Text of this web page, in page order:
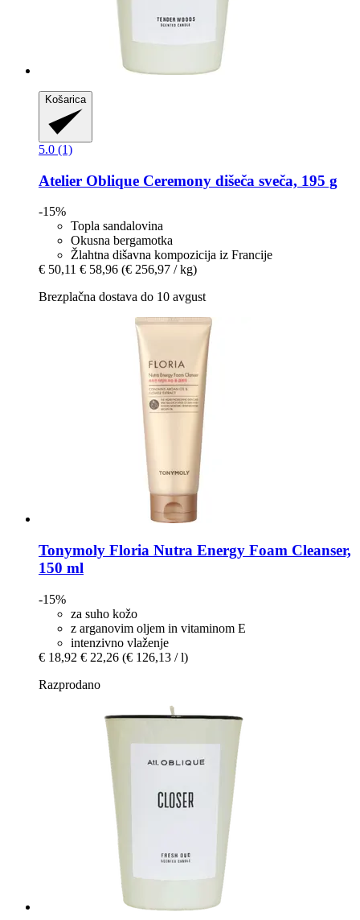
Košarica
5.0 (1)
Atelier Oblique Ceremony dišeča sveča, 195 g
-15%
Topla sandalovina
Okusna bergamotka
Žlahtna dišavna kompozicija iz Francije
€ 50,11 € 58,96 (€ 256,97 / kg)
Brezplačna dostava do 10 avgust
Tonymoly Floria Nutra Energy Foam Cleanser,
150 ml
-15%
za suho kožo
z arganovim oljem in vitaminom E
intenzivno vlaženje
€ 18,92 € 22,26 (€ 126,13 / l)
Razprodano